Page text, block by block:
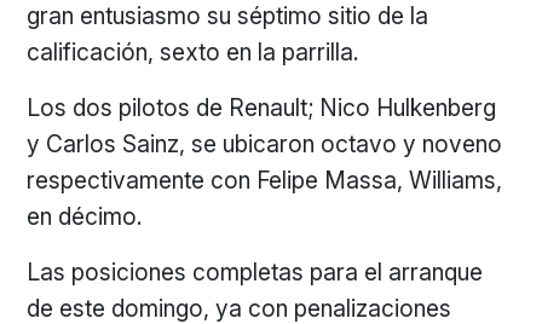
gran entusiasmo su séptimo sitio de la
calificación, sexto en la parrilla.
Los dos pilotos de Renault; Nico Hulkenberg
y Carlos Sainz, se ubicaron octavo y noveno
respectivamente con Felipe Massa, Williams,
en décimo.
Las posiciones completas para el arranque
de este domingo, ya con penalizaciones